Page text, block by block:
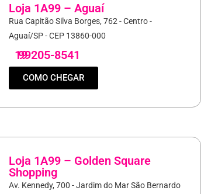
Loja 1A99 – Aguaí
Rua Capitão Silva Borges, 762 - Centro -
Aguaí/SP - CEP 13860-000
19
99205-8541
COMO CHEGAR
Loja 1A99 – Golden Square
Shopping
Av. Kennedy, 700 - Jardim do Mar São Bernardo